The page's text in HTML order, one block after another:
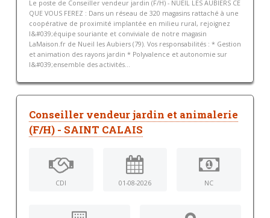
Le poste de Conseiller vendeur jardin (F/H) - NUEIL LES AUBIERS CE
QUE VOUS FEREZ : Dans un réseau de 320 magasins rattaché à une
coopérative de proximité implantée en milieu rural, rejoignez
l&#039;équipe souriante et conviviale de notre magasin
LaMaison.fr de Nueil les Aubiers (79). Vos responsabilités : * Gestion
et animation des rayons jardin * Polyvalence et autonomie sur
l&#039;ensemble des activités...
Conseiller vendeur jardin et animalerie
(F/H) - SAINT CALAIS
CDI 01-08-2026 NC